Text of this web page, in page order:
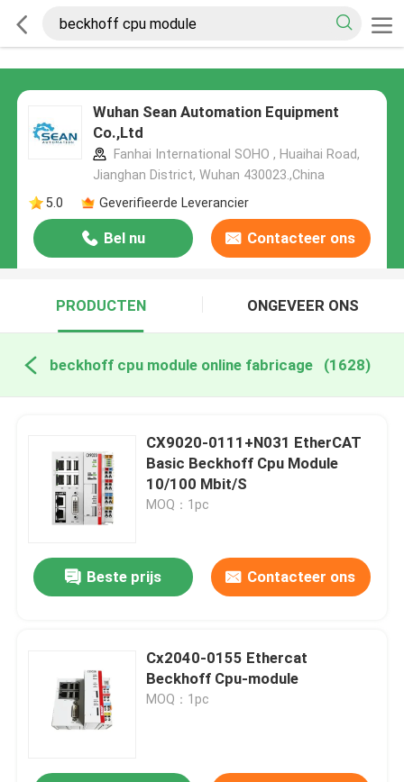
Wuhan Sean Automation Equipment
Co.,Ltd
Fanhai International SOHO , Huaihai Road,
Jianghan District, Wuhan 430023.,China
5.0
Geverifieerde Leverancier
Bel nu Contacteer ons
PRODUCTEN ONGEVEER ONS
beckhoff cpu module online fabricage (1628)
CX9020-0111+N031 EtherCAT
Basic Beckhoff Cpu Module
10/100 Mbit/S
MOQ：1pc
Beste prijs Contacteer ons
Cx2040-0155 Ethercat
Beckhoff Cpu-module
MOQ：1pc